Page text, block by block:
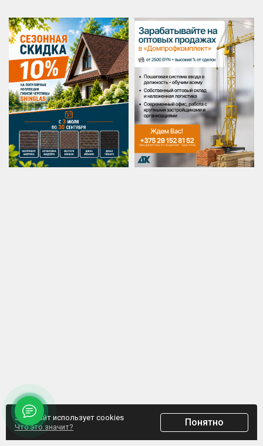
Этот сайт использует cookies
Что это значит?
Понятно